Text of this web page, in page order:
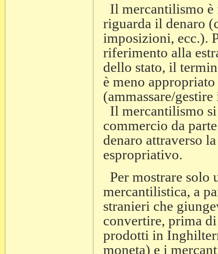
Il mercantilismo è
riguarda il denaro
imposizioni, ecc.).
riferimento alla
dello stato, il
è meno
(ammassare/
Il mercantilismo
commercio da
denaro attraverso
espropriativo.
Per mostrare solo
mercantilistica, a
stranieri che
convertire, prima
prodotti in
moneta) e i